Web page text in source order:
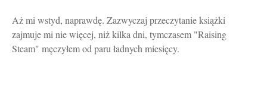
Aż mi wstyd, naprawdę. Zazwyczaj przeczytanie książki
zajmuje mi nie więcej, niż kilka dni, tymczasem "Raising
Steam" męczyłem od paru ładnych miesięcy.